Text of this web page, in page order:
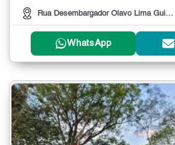
Rua Desembargador Olavo Lima Guimarães
WhatsApp